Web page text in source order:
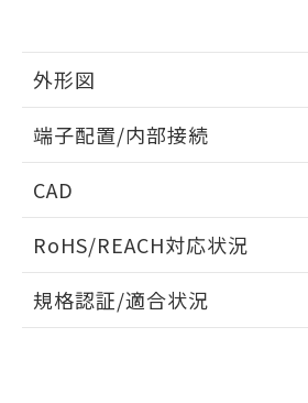
外形図
外形図
端子配置/内部接続
端子配置/内部接続
CAD
ドすることができます。
ログイン/会員登
RoHS/REACH対応状況
G2R-1AZ4 DC100のRoHS対応状況に
規格認証/適合状況
荷製品に未対応品が混在する
欄に対応日を記載しておりま
既に当社にて対応品への在庫
していることから、特段のこ